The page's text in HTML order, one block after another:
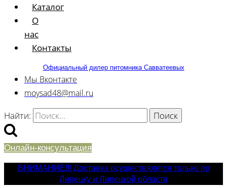
Каталог
О
нас
Контакты
Официальный дилер питомника Савватеевых
Мы Вконтакте
moysad48@mail.ru
Найти:
Онлайн-консультация
ВНИМАНИЕ!!! Доставка осуществялется только по
Липецку и Липецкой области